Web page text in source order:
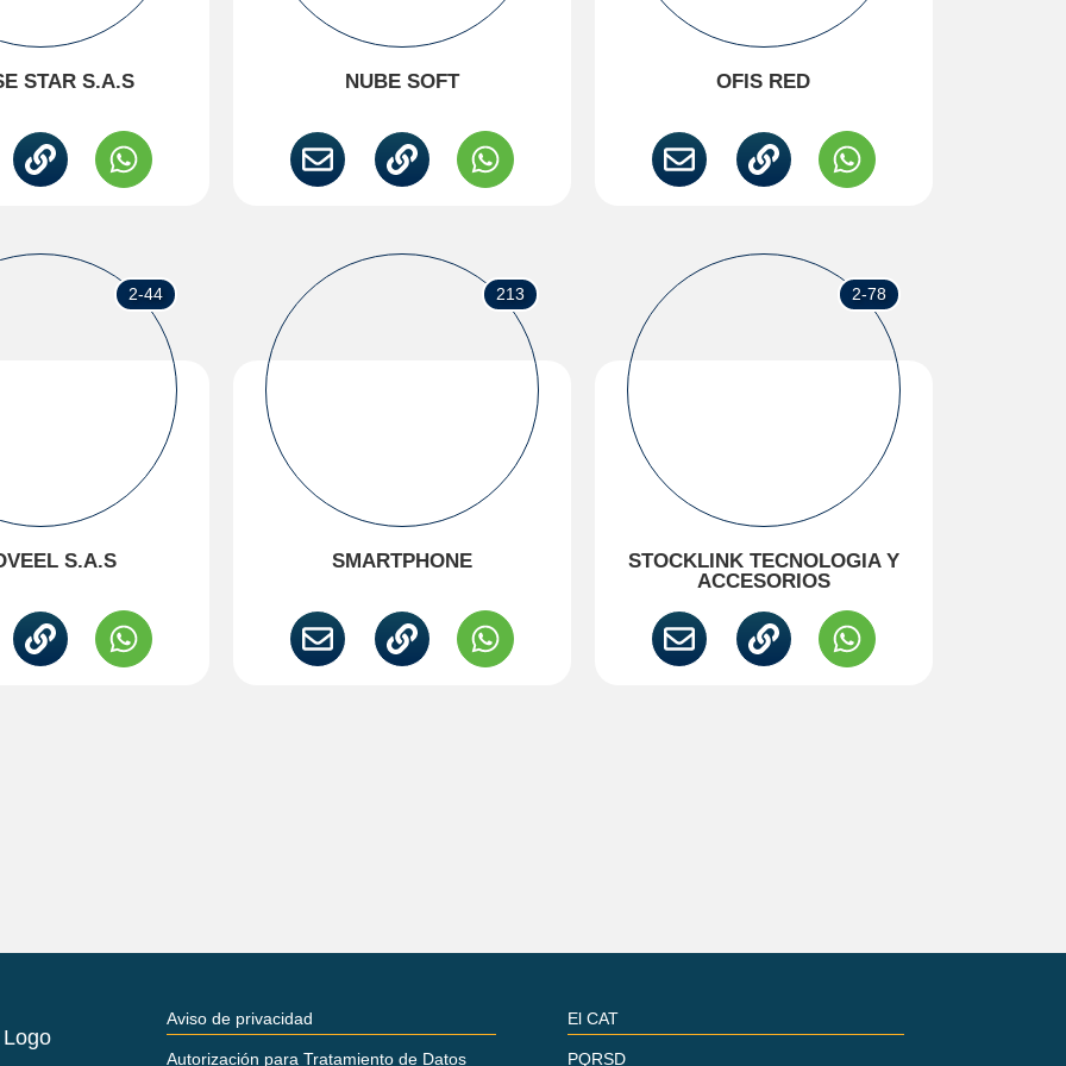
STAR S.A.S NUBE SOFT OFIS RED
2-44
S.A.S
213
SMARTPHONE
2-78
STOCKLINK TECNOLOGIA Y
ACCESORIOS
Aviso de privacidad
Autorización para Tratamiento de Datos
El CAT
PQRSD